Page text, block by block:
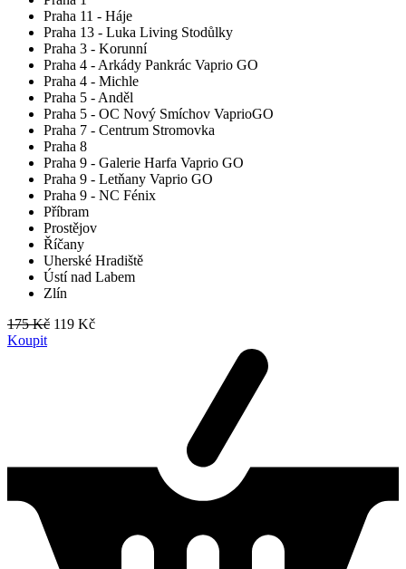
Praha 11 - Háje
Praha 13 - Luka Living Stodůlky
Praha 3 - Korunní
Praha 4 - Arkády Pankrác Vaprio GO
Praha 4 - Michle
Praha 5 - Anděl
Praha 5 - OC Nový Smíchov VaprioGO
Praha 7 - Centrum Stromovka
Praha 8
Praha 9 - Galerie Harfa Vaprio GO
Praha 9 - Letňany Vaprio GO
Praha 9 - NC Fénix
Příbram
Prostějov
Říčany
Uherské Hradiště
Ústí nad Labem
Zlín
175 Kč 119 Kč
Koupit